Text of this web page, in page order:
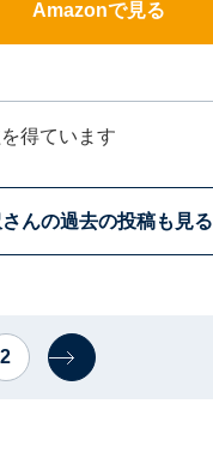
Amazonで見る
得ています
んの過去の投稿も見る
2